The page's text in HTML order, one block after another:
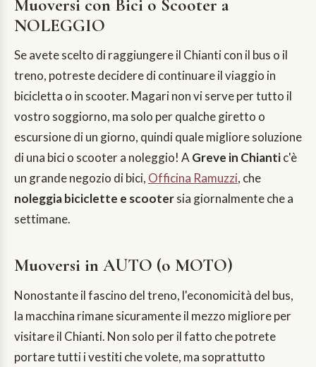
Muoversi con Bici o Scooter a
NOLEGGIO
Se avete scelto di raggiungere il Chianti con il bus o il
treno, potreste decidere di continuare il viaggio in
bicicletta o in scooter. Magari non vi serve per tutto il
vostro soggiorno, ma solo per qualche giretto o
escursione di un giorno, quindi quale migliore soluzione
di una bici o scooter a noleggio! AGreve in Chiantic'è
un grande negozio di bici, Officina Ramuzzi, che
noleggia biciclette e scootersia giornalmente che a
settimane.
Muoversi in AUTO (o MOTO)
Nonostante il fascino del treno, l'economicità del bus,
la macchina rimane sicuramente il mezzo migliore per
visitare il Chianti. Non solo per il fatto che potrete
portare tutti i vestiti che volete, ma soprattutto